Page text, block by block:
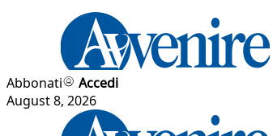
Abbonati
Accedi
August 8, 2026